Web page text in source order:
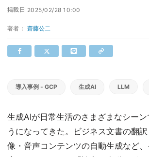
掲載日 2025/02/28 10:00
著者： 齋藤公二
導入事例 - GCP 生成AI LLM
生成AIが日常生活のさまざまなシーン
うになってきた。ビジネス文書の翻
像・音声コンテンツの自動生成など